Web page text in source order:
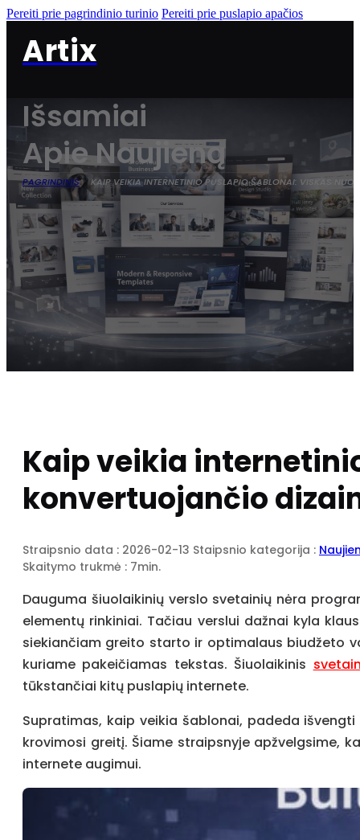
Pereiti prie pagrindinio turinio Pereiti prie puslapio apačios
Artix
Išsamiai
Apie Naujieną
PAGRINDINIS KAIP VEIKIA INTERNETINIO PUSLAPIO ŠABLONAI: VISKAS
Kaip veikia
konvertuojančio
Straipsnio data : 2026-02-13 Staipsnio kategorija :
Skaitymo trukmė : 7min.
Dauguma šiuolaikinių verslo svetainių nėra
elementų rinkiniai. Tačiau verslui dažnai kyla
siekiančiam greito starto ir optimalaus biudžeto
kuriame pakeičiamas tekstas. Šiuolaikinis
tūkstančiai kitų puslapių internete.
Supratimas, kaip veikia šablonai, padeda
krovimosi greitį. Šiame straipsnyje apžvelgsime,
internete augimui.